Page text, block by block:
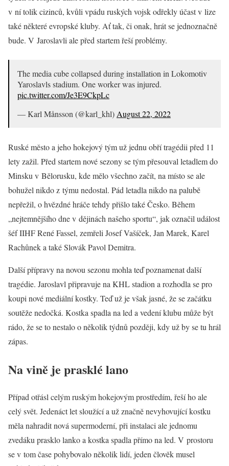
v ní tolik cizinců, kvůli vpádu ruských vojsk odřekly účast v lize
také některé evropské kluby. Ať tak, či onak, hrát se jednoznačně
bude. V Jaroslavli ale před startem řeší problémy.
The media cube collapsed during installation in Lokomotiv
Yaroslavls stadium. One worker was injured.
pic.twitter.com/Je3E9CkpLc
— Karl Månsson (@karl_khl) August 22, 2022
Ruské město a jeho hokejový tým už jednu obří tragédii před 11
lety zažil. Před startem nové sezony se tým přesouval letadlem do
Minsku v Bělorusku, kde mělo všechno začít, na místo se ale
bohužel nikdo z týmu nedostal. Pád letadla nikdo na palubě
nepřežil, o hvězdné hráče tehdy přišlo také Česko. Během
„nejtemnějšího dne v dějinách našeho sportu“, jak označil událost
šéf IIHF René Fassel, zemřeli Josef Vašíček, Jan Marek, Karel
Rachůnek a také Slovák Pavol Demitra.
Další přípravy na novou sezonu mohla teď poznamenat další
tragédie. Jaroslavl připravuje na KHL stadion a rozhodla se pro
koupi nové mediální kostky. Teď už je však jasné, že se začátku
soutěže nedočká. Kostka spadla na led a vedení klubu může být
rádo, že se to nestalo o několik týdnů později, kdy už by se tu hrál
zápas.
Na vině je prasklé lano
Případ otřásl celým ruským hokejovým prostředím, řeší ho ale
celý svět. Jedenáct let sloužící a už značně nevyhovující kostku
měla nahradit nová supermoderní, při instalaci ale jednomu
zvedáku prasklo lanko a kostka spadla přímo na led. V prostoru
se v tom čase pohybovalo několik lidí, jeden člověk musel